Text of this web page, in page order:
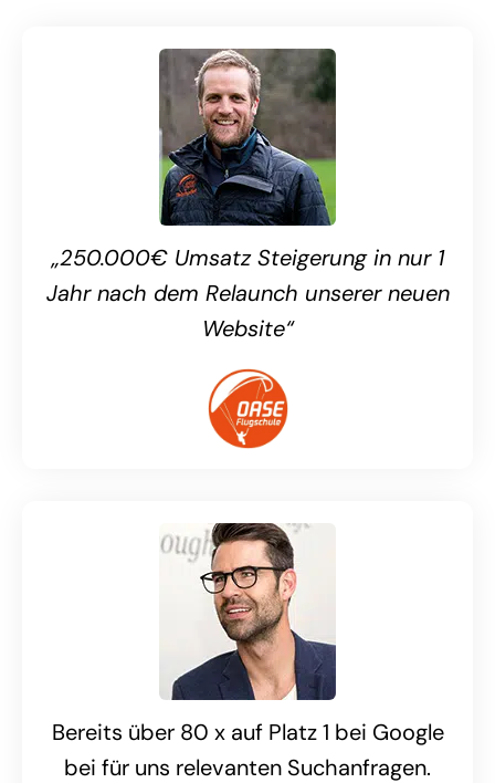
„250.000€ Umsatz Steigerung in nur 1
Jahr nach dem Relaunch unserer neuen
Website“
Bereits über 80 x auf Platz 1 bei Google
bei für uns relevanten Suchanfragen.